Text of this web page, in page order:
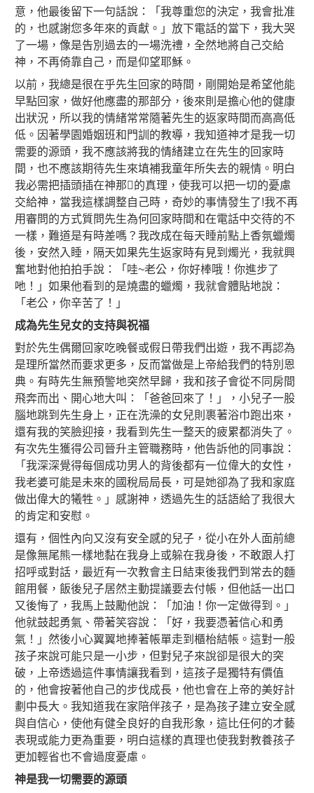
意，他最後留下一句話說：「我尊重您的決定，我會批准
的，也感謝您多年來的貢獻。」放下電話的當下，我大哭
了一場，像是告別過去的一場洗禮，全然地將自己交給
神，不再倚靠自己，而是仰望耶穌。
以前，我總是很在乎先生回家的時間，剛開始是希望他能
早點回家，做好他應盡的那部分，後來則是擔心他的健康
出狀況，所以我的情緒常常隨著先生的返家時間而高高低
低。因著學園婚姻班和門訓的教導，我知道神才是我一切
需要的源頭，我不應該將我的情緒建立在先生的回家時
間，也不應該期待先生來填補我童年所失去的親情。明白
我必需把插頭插在神那的真理，使我可以把一切的憂慮
交給神，當我這樣調整自己時，奇妙的事情發生了!我不再
用審問的方式質問先生為何回家時間和在電話中交待的不
一樣，難道是有時差嗎？我改成在每天睡前點上香氛蠟燭
後，安然入睡，隔天如果先生返家時有見到燭光，我就興
奮地對他拍拍手說：「哇~老公，你好棒哦！你進步了
吔！」如果他看到的是燒盡的蠟燭，我就會體貼地說：
「老公，你辛苦了！」
成為先生兒女的支持與祝福
對於先生偶爾回家吃晚餐或假日帶我們出遊，我不再認為
是理所當然而要求更多，反而當做是上帝給我們的特別恩
典。有時先生無預警地突然早歸，我和孩子會從不同房間
飛奔而出、開心地大叫：「爸爸回來了！」，小兒子一股
腦地跳到先生身上，正在洗澡的女兒則裹著浴巾跑出來，
還有我的笑臉迎接，我看到先生一整天的疲累都消失了。
有次先生獲得公司晉升主管職務時，他告訴他的同事說：
「我深深覺得每個成功男人的背後都有一位偉大的女性，
我老婆可能是未來的國稅局局長，可是她卻為了我和家庭
做出偉大的犧牲。」感謝神，透過先生的話語給了我很大
的肯定和安慰。
還有，個性內向又沒有安全感的兒子，從小在外人面前總
是像無尾熊一樣地黏在我身上或躲在我身後，不敢跟人打
招呼或對話，最近有一次教會主日結束後我們到常去的麵
館用餐，飯後兒子居然主動提議要去付帳，但他話一出口
又後悔了，我馬上鼓勵他說：「加油！你一定做得到。」
他就鼓起勇氣、帶著笑容說：「好，我要憑著信心和勇
氣！」然後小心翼翼地捧著帳單走到櫃枱結帳。這對一般
孩子來說可能只是一小步，但對兒子來說卻是很大的突
破，上帝透過這件事情讓我看到，這孩子是獨特有價值
的，他會按著他自己的步伐成長，他也會在上帝的美好計
劃中長大。我知道我在家陪伴孩子，是為孩子建立安全感
與自信心，使他有健全良好的自我形象，這比任何的才藝
表現或能力更為重要，明白這樣的真理也使我對教養孩子
更加輕省也不會過度憂慮。
神是我一切需要的源頭